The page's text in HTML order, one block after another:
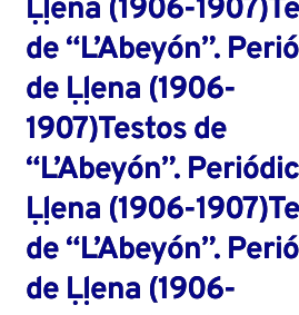
Ḷḷena (1906-
de “L’Abeyón”.
de Ḷḷena (1906-
1907)Testos de
“L’Abeyón”.
Ḷḷena (1906-
de “L’Abeyón”.
de Ḷḷena (1906-